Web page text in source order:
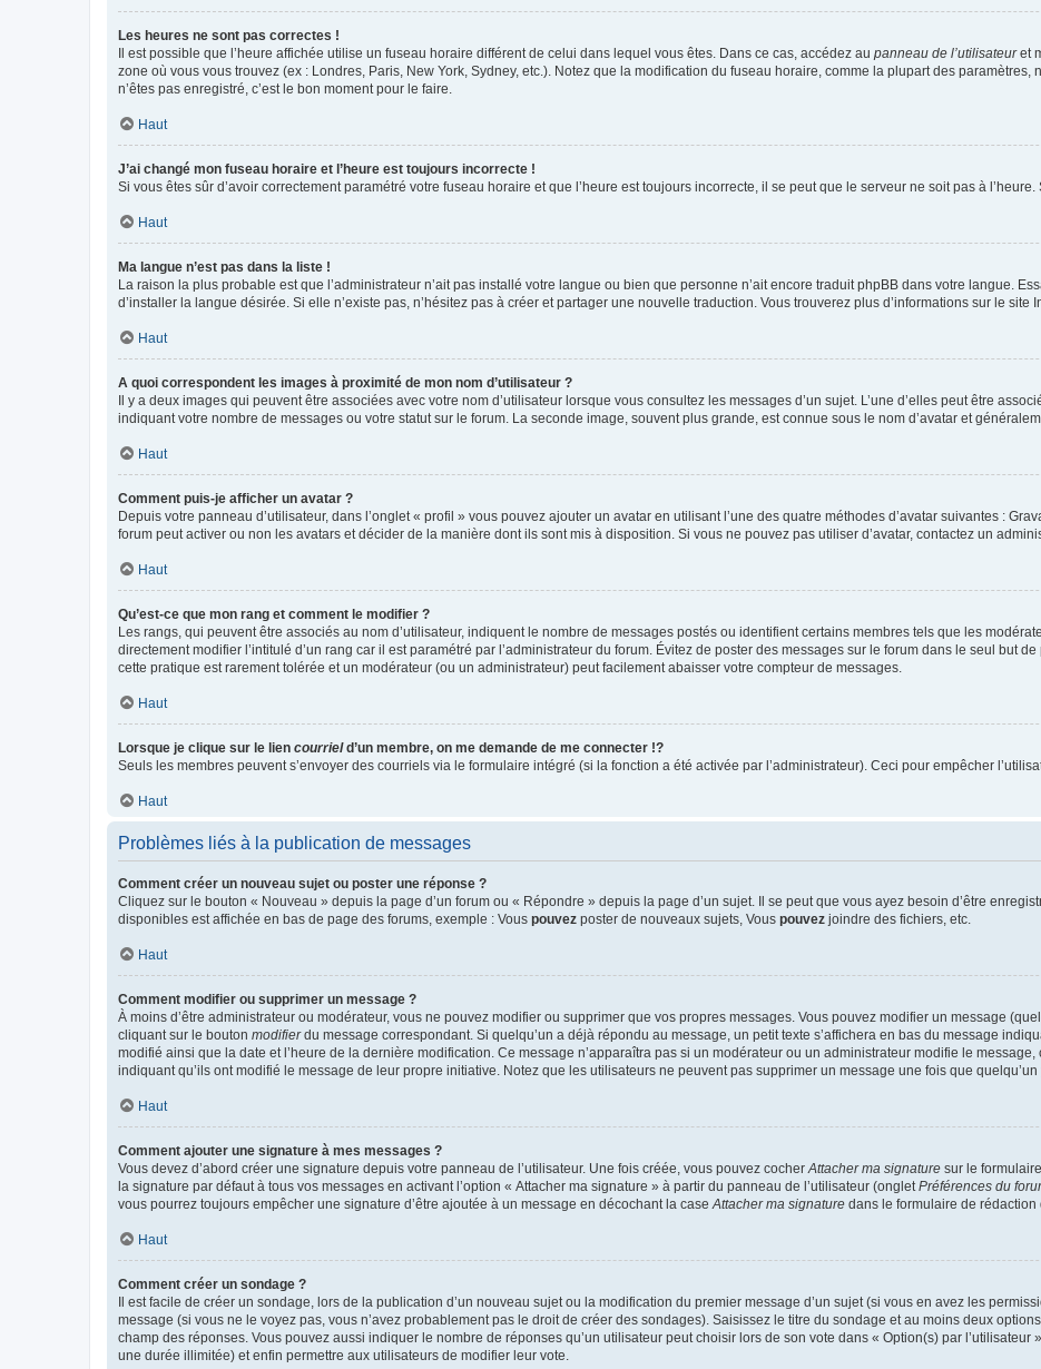
Les heures ne sont pas correctes !
Il est possible que l’heure affichée utilise un fuseau horaire différent de celui dans lequel vous êtes. Dans ce cas, accédez au panneau de l’utilisateuret
zone où vous vous trouvez (ex : Londres, Paris, New York, Sydney, etc.). Notez que la modification du fuseau horaire, comme la plupart des paramètres,
n’êtes pas enregistré, c’est le bon moment pour le faire.
Haut
J’ai changé mon fuseau horaire et l’heure est toujours incorrecte !
Si vous êtes sûr d’avoir correctement paramétré votre fuseau horaire et que l’heure est toujours incorrecte, il se peut que le serveur ne soit pas à
Haut
Ma langue n’est pas dans la liste !
La raison la plus probable est que l’administrateur n’ait pas installé votre langue ou bien que personne n’ait encore traduit phpBB dans votre langue.
d’installer la langue désirée. Si elle n’existe pas, n’hésitez pas à créer et partager une nouvelle traduction. Vous trouverez plus d’informations sur le site
Haut
A quoi correspondent les images à proximité de mon nom d’utilisateur ?
Il y a deux images qui peuvent être associées avec votre nom d’utilisateur lorsque vous consultez les messages d’un sujet. L’une d’elles peut être
indiquant votre nombre de messages ou votre statut sur le forum. La seconde image, souvent plus grande, est connue sous le nom d’avatar et
Haut
Comment puis-je afficher un avatar ?
Depuis votre panneau d’utilisateur, dans l’onglet « profil » vous pouvez ajouter un avatar en utilisant l’une des quatre méthodes d’avatar suivantes :
forum peut activer ou non les avatars et décider de la manière dont ils sont mis à disposition. Si vous ne pouvez pas utiliser d’avatar, contactez un
Haut
Qu’est-ce que mon rang et comment le modifier ?
Les rangs, qui peuvent être associés au nom d’utilisateur, indiquent le nombre de messages postés ou identifient certains membres tels que les
directement modifier l’intitulé d’un rang car il est paramétré par l’administrateur du forum. Évitez de poster des messages sur le forum dans le seul but
cette pratique est rarement tolérée et un modérateur (ou un administrateur) peut facilement abaisser votre compteur de messages.
Haut
Lorsque je clique sur le lien courrield’un membre, on me demande de me connecter !?
Seuls les membres peuvent s’envoyer des courriels via le formulaire intégré (si la fonction a été activée par l’administrateur). Ceci pour empêcher
Haut
Problèmes liés à la publication de messages
Comment créer un nouveau sujet ou poster une réponse ?
Cliquez sur le bouton « Nouveau » depuis la page d’un forum ou « Répondre » depuis la page d’un sujet. Il se peut que vous ayez besoin d’être
disponibles est affichée en bas de page des forums, exemple : Vous pouvez poster de nouveaux sujets, Vous pouvez joindre des fichiers, etc.
Haut
Comment modifier ou supprimer un message ?
À moins d’être administrateur ou modérateur, vous ne pouvez modifier ou supprimer que vos propres messages. Vous pouvez modifier un message
cliquant sur le bouton modifierdu message correspondant. Si quelqu’un a déjà répondu au message, un petit texte s’affichera en bas du message
modifié ainsi que la date et l’heure de la dernière modification. Ce message n’apparaîtra pas si un modérateur ou un administrateur modifie le
indiquant qu’ils ont modifié le message de leur propre initiative. Notez que les utilisateurs ne peuvent pas supprimer un message une fois que quelqu’un
Haut
Comment ajouter une signature à mes messages ?
Vous devez d’abord créer une signature depuis votre panneau de l’utilisateur. Une fois créée, vous pouvez cocher Attacher ma signature sur le
la signature par défaut à tous vos messages en activant l’option « Attacher ma signature » à partir du panneau de l’utilisateur (onglet Préférences du
vous pourrez toujours empêcher une signature d’être ajoutée à un message en décochant la case Attacher ma signature dans le formulaire de rédaction
Haut
Comment créer un sondage ?
Il est facile de créer un sondage, lors de la publication d’un nouveau sujet ou la modification du premier message d’un sujet (si vous en avez les
message (si vous ne le voyez pas, vous n’avez probablement pas le droit de créer des sondages). Saisissez le titre du sondage et au moins deux
champ des réponses. Vous pouvez aussi indiquer le nombre de réponses qu’un utilisateur peut choisir lors de son vote dans « Option(s) par
une durée illimitée) et enfin permettre aux utilisateurs de modifier leur vote.